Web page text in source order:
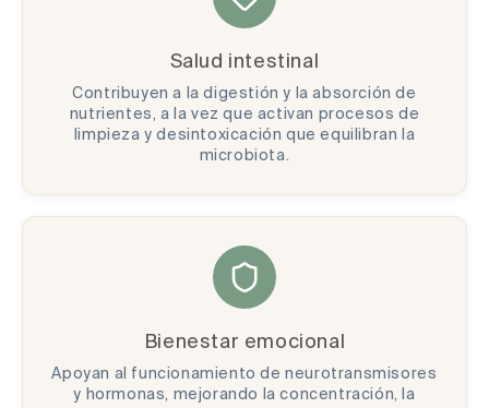
Salud intestinal
Contribuyen a la digestión y la absorción de
nutrientes, a la vez que activan procesos de
limpieza y desintoxicación que equilibran la
microbiota.
Bienestar emocional
Apoyan al funcionamiento de neurotransmisores
y hormonas, mejorando la concentración, la